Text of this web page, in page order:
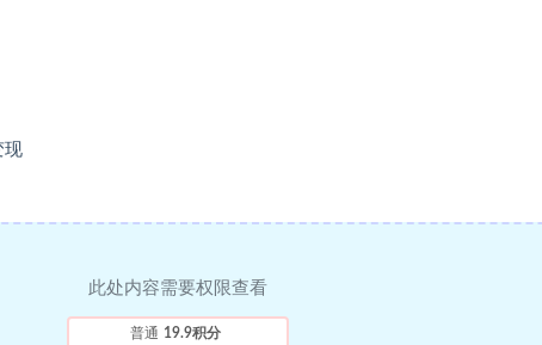
现
此处内容需要权限查看
普通 19.9积分